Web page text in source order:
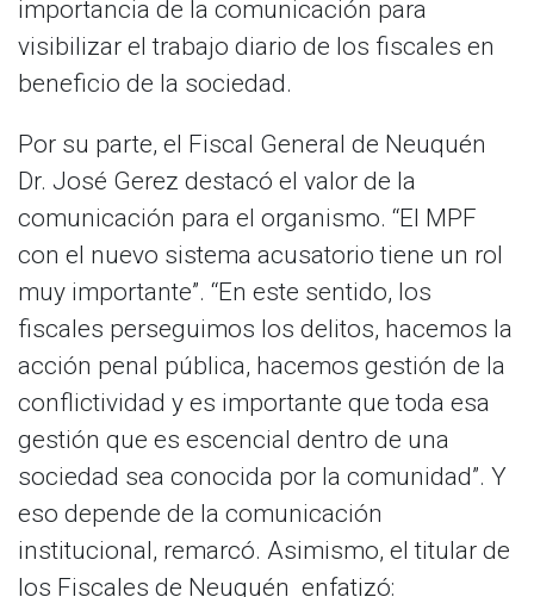
importancia de la comunicación para
visibilizar el trabajo diario de los fiscales en
beneficio de la sociedad.
Por su parte, el Fiscal General de Neuquén
Dr. José Gerez destacó el valor de la
comunicación para el organismo. “El MPF
con el nuevo sistema acusatorio tiene un rol
muy importante”. “En este sentido, los
fiscales perseguimos los delitos, hacemos la
acción penal pública, hacemos gestión de la
conflictividad y es importante que toda esa
gestión que es escencial dentro de una
sociedad sea conocida por la comunidad”. Y
eso depende de la comunicación
institucional, remarcó. Asimismo, el titular de
los Fiscales de Neuquén enfatizó: